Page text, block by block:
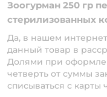
Зоогурман 250 гр
стерилизованных
Да, в нашем
данный товар в
Долями при
четверть от суммы
списываться с